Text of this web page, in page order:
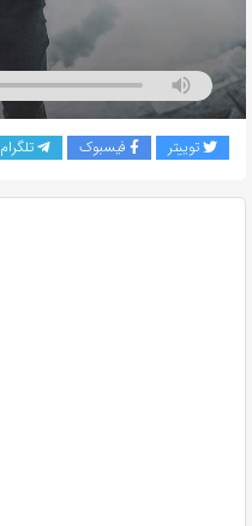
توییتر فیسبوک تلگرام